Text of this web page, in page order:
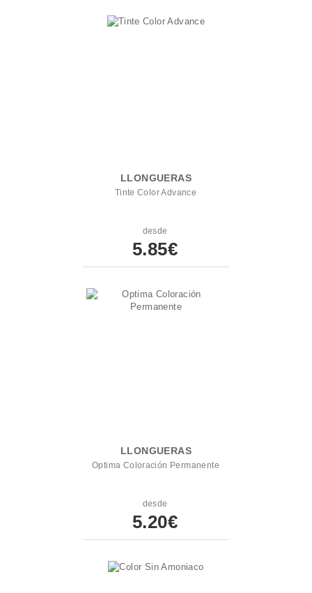
LLONGUERAS
Tinte Color Advance
desde
5.85€
LLONGUERAS
Optima Coloración Permanente
desde
5.20€